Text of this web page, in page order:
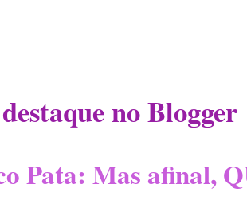
no Blogger
Pata: Mas afinal,